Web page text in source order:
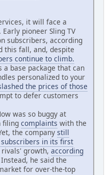
it will face a
pioneer Sling TV
subscribers, according
this fall, and, despite
continue to climb.
a base package that can
personalized to your
the prices of those
to defer customers
was so buggy at
filing complaints with the
the company still
in its first
growth, according
Instead, he said the
for over-the-top